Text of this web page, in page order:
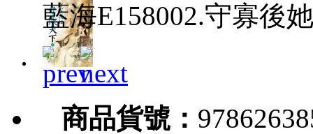
藍海E158002.守寡後
商品貨號：